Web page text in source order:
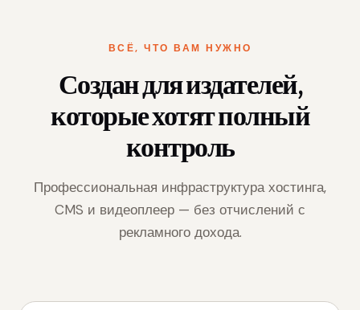
ВСЁ, ЧТО ВАМ НУЖНО
Создан для издателей,
которые хотят полный
контроль
Профессиональная инфраструктура хостинга,
CMS и видеоплеер — без отчислений с
рекламного дохода.